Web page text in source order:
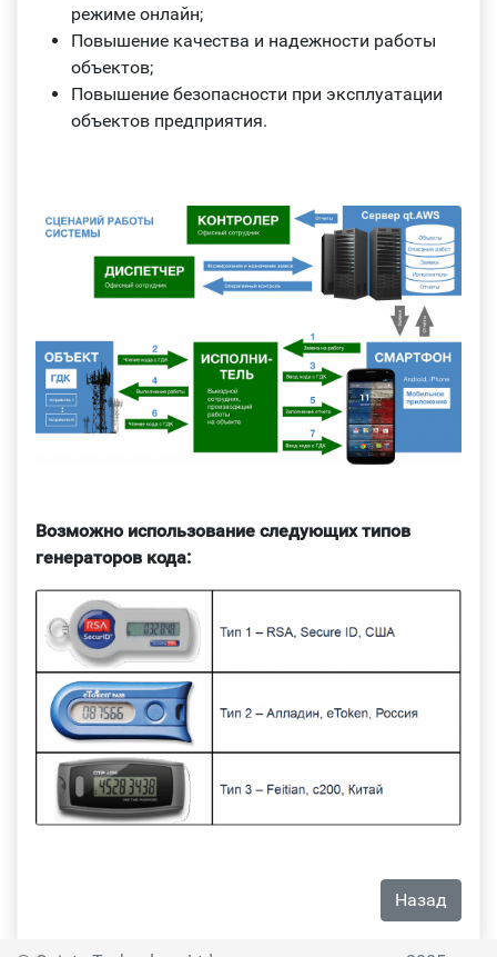
режиме онлайн;
Повышение качества и надежности работы
объектов;
Повышение безопасности при эксплуатации
объектов предприятия.
Возможно использование следующих типов
генераторов кода:
Назад